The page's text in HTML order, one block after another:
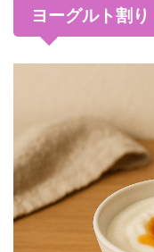
ヨーグルト割り